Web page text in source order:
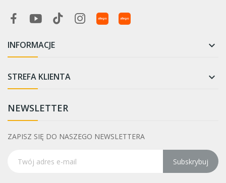
INFORMACJE 
STREFA KLIENTA 
NEWSLETTER
ZAPISZ SIĘ DO NASZEGO NEWSLETTERA
Subskrybuj